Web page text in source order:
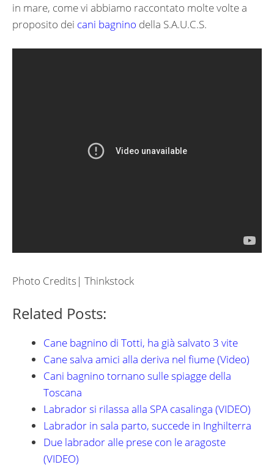
in mare, come vi abbiamo raccontato molte volte a
proposito dei cani bagnino della S.A.U.C.S.
Photo Credits| Thinkstock
Related Posts:
Cane bagnino di Totti, ha già salvato 3 vite
Cane salva amici alla deriva nel fiume (Video)
Cani bagnino tornano sulle spiagge della
Toscana
Labrador si rilassa alla SPA casalinga (VIDEO)
Labrador in sala parto, succede in Inghilterra
Due labrador alle prese con le aragoste
(VIDEO)